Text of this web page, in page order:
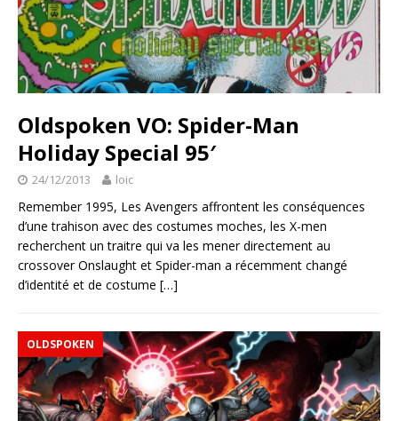
Oldspoken VO: Spider-Man
Holiday Special 95′
24/12/2013 loic
Remember 1995, Les Avengers affrontent les conséquences
d’une trahison avec des costumes moches, les X-men
recherchent un traitre qui va les mener directement au
crossover Onslaught et Spider-man a récemment changé
d’identité et de costume […]
OLDSPOKEN